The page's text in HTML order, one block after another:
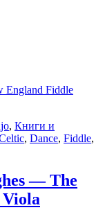
England Fiddle
, Книги и
, Dance, Fiddle,
— The